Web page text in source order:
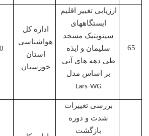
ارزیابی تغییر اقلیم
ایستگاههای
سینوپتیک مسجد
سلیمان و ایذه
طی دهه های آتی
بر اساس مدل
Lars-WG
اداره کل
هواشناسی
خوزستان
بررسی تغییرات
شدت و دوره